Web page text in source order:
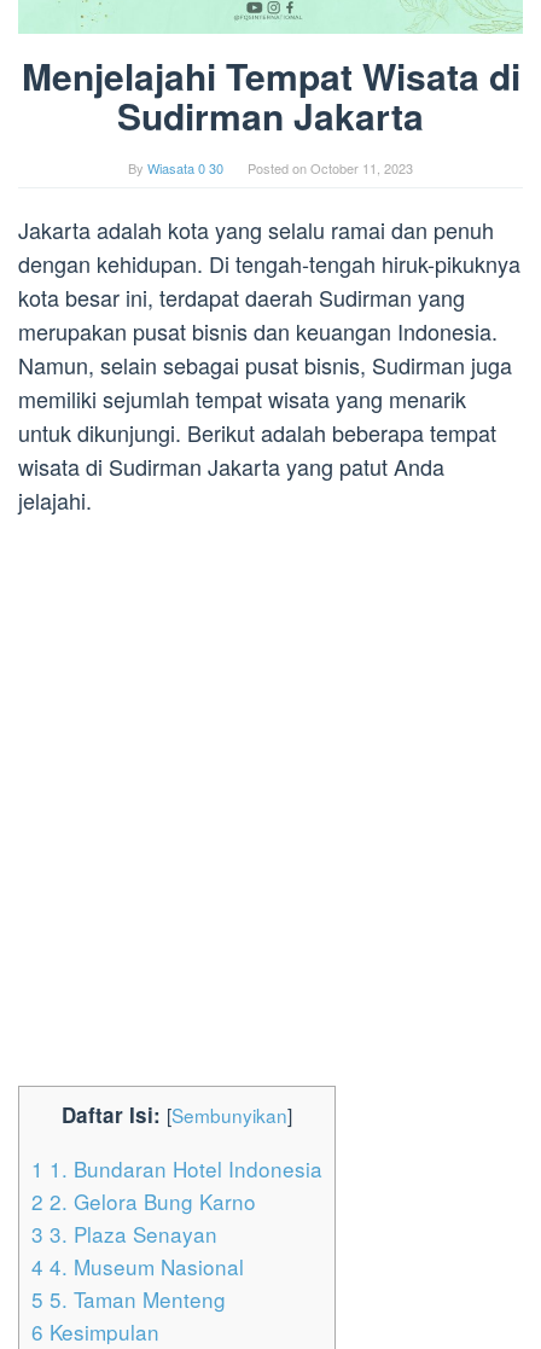
Menjelajahi Tempat Wisata di
Sudirman Jakarta
By Wiasata 0 30 Posted onOctober 11, 2023
Jakarta adalah kota yang selalu ramai dan penuh
dengan kehidupan. Di tengah-tengah hiruk-pikuknya
kota besar ini, terdapat daerah Sudirman yang
merupakan pusat bisnis dan keuangan Indonesia.
Namun, selain sebagai pusat bisnis, Sudirman juga
memiliki sejumlah tempat wisata yang menarik
untuk dikunjungi. Berikut adalah beberapa tempat
wisata di Sudirman Jakarta yang patut Anda
jelajahi.
Daftar Isi: [Sembunyikan]
1 1. Bundaran Hotel Indonesia
2 2. Gelora Bung Karno
3 3. Plaza Senayan
4 4. Museum Nasional
5 5. Taman Menteng
6 Kesimpulan